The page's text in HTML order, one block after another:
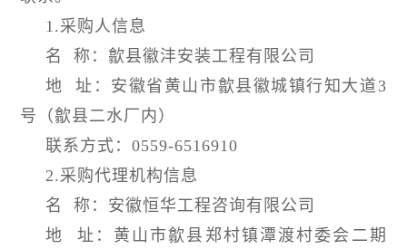
1.采购人信息
名
称：歙县徽沣安装工程有限公司
地
址：安徽省黄山市歙县徽城镇行知大道3
号（歙县二水厂内）
联系方式：0559-6516910
2.采购代理机构信息
名
称：安徽恒华工程咨询有限公司
地
址：黄山市歙县郑村镇潭渡村委会二期